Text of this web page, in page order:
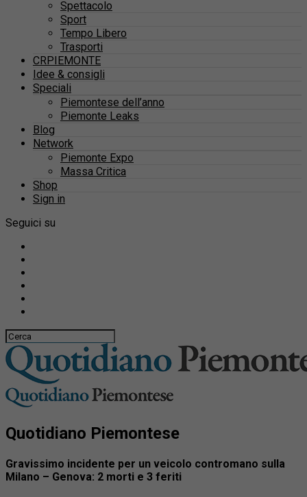
Spettacolo
Sport
Tempo Libero
Trasporti
CRPIEMONTE
Idee & consigli
Speciali
Piemontese dell’anno
Piemonte Leaks
Blog
Network
Piemonte Expo
Massa Critica
Shop
Sign in
Seguici su
Quotidiano Piemontese
Gravissimo incidente per un veicolo contromano sulla
Milano – Genova: 2 morti e 3 feriti